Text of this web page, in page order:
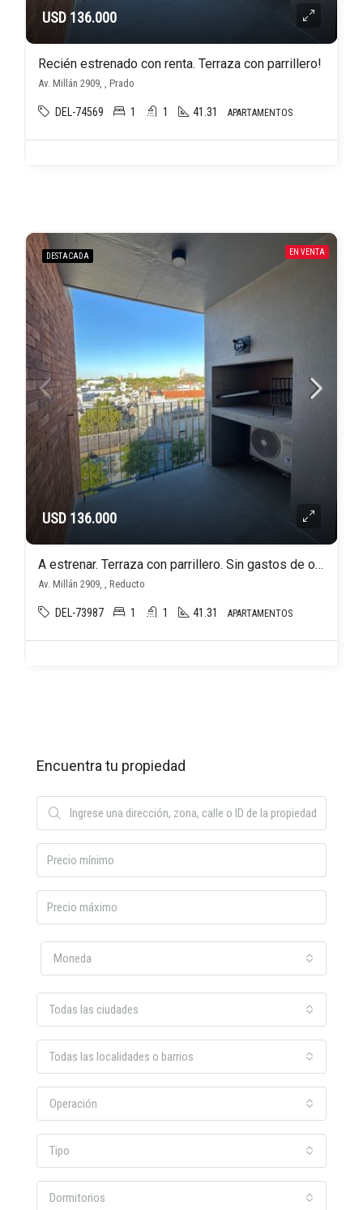
USD 136.000
Recién estrenado con renta. Terraza con parrillero!
Av. Millán 2909, , Prado
DEL-74569 1 1 41.31 APARTAMENTOS
DESTACADA EN VENTA
USD 136.000
A estrenar. Terraza con parrillero. Sin gastos de ocupación!
Av. Millán 2909, , Reducto
DEL-73987 1 1 41.31 APARTAMENTOS
Encuentra tu propiedad
Moneda
Todas las ciudades
Todas las localidades o barrios
Operación
Tipo
Dormitorios